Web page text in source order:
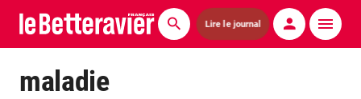
Lire le journal
Actualités
maladie